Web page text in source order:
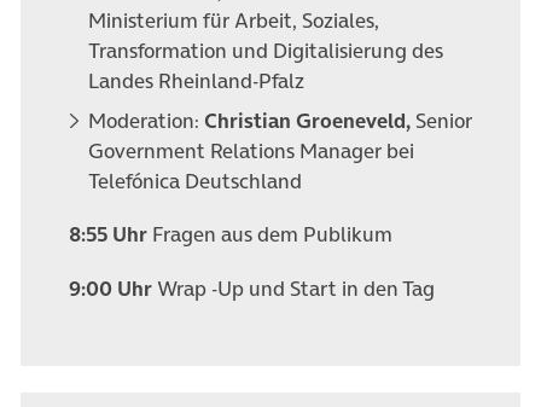
Ministerium für Arbeit, Soziales,
Transformation und Digitalisierung des
Landes Rheinland-Pfalz
Moderation: Christian Groeneveld, Senior
Government Relations Manager bei
Telefónica Deutschland
8:55 Uhr Fragen aus dem Publikum
9:00 Uhr Wrap -Up und Start in den Tag